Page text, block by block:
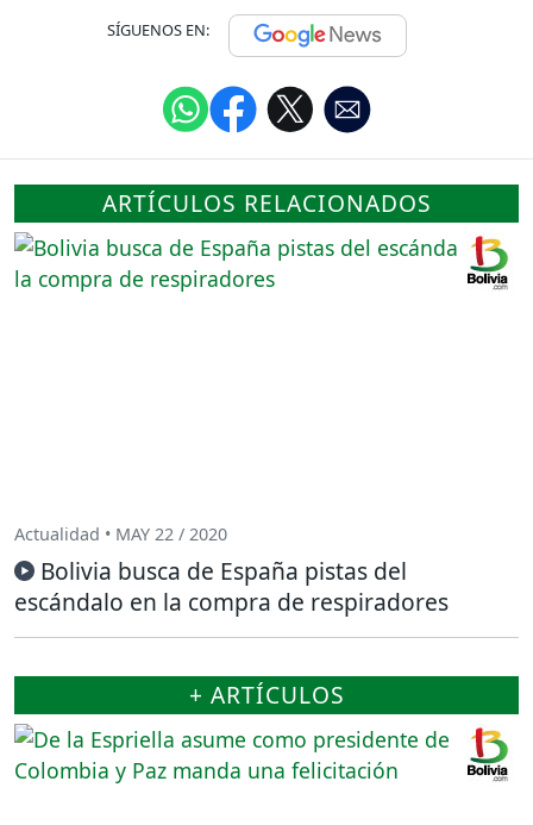
SÍGUENOS EN:
ARTÍCULOS RELACIONADOS
Actualidad • MAY 22 / 2020
Bolivia busca de España pistas del
escándalo en la compra de respiradores
+ ARTÍCULOS